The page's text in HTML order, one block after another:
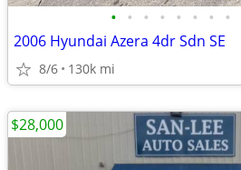
• • • • • • • •
2006 Hyundai Azera 4dr Sdn SE
8/6 130k mi
$28,000